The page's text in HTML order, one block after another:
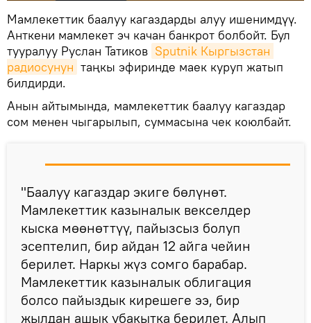
Мамлекеттик баалуу кагаздарды алуу ишенимдүү.
Анткени мамлекет эч качан банкрот болбойт. Бул
тууралуу Руслан Татиков Sputnik Кыргызстан
радиосунун таңкы эфиринде маек куруп жатып
билдирди.
Анын айтымында, мамлекеттик баалуу кагаздар
сом менен чыгарылып, суммасына чек коюлбайт.
"Баалуу кагаздар экиге бөлүнөт.
Мамлекеттик казыналык векселдер
кыска мөөнөттүү, пайызсыз болуп
эсептелип, бир айдан 12 айга чейин
берилет. Наркы жүз сомго барабар.
Мамлекеттик казыналык облигация
болсо пайыздык кирешеге ээ, бир
жылдан ашык убакытка берилет. Алып